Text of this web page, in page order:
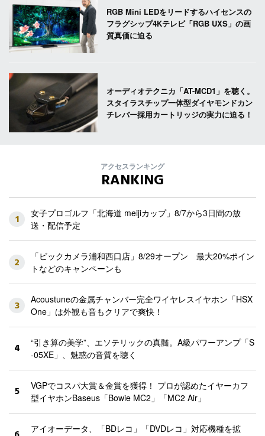
RGB Mini LEDをリードするハイセンスの
フラグシップ4Kテレビ「RGB UXS」の画
質真価に迫る
オーディオテクニカ「AT-MCD1」を聴く。
スタイラスチップ一体型ダイヤモンドカン
チレバー採用カートリッジの実力に迫る！
アクセスランキング
RANKING
1
女子プロゴルフ「北海道 meijiカップ」8/7から3日間の放
送・配信予定
2
「ビックカメラ浦和西口店」8/29オープン 最大20%ポイン
トなどのキャンペーンも
3
Acoustuneの金属チャンバー完全ワイヤレスイヤホン「HSX
One」は外観も音もクリアで爽快！
4
“引き算の美学”、エソテリックの真髄。A級パワーアンプ「S
-05XE」、魅惑の音質を聴く
5
VGPでコスパ大賞＆金賞を獲得！ プロが認めたイヤーカフ
型イヤホンBaseus「Bowie MC2」「MC2 Air」
アイオーデータ、「BDレコ」「DVDレコ」対応機種を拡